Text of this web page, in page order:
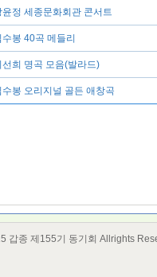
윤정 세종문화회관 콘서트
수봉 40곡 메들리
선희 명곡 모음(발라드)
수봉 오리지널 골든 애창곡
갑종 제155기 동기회 Allrights